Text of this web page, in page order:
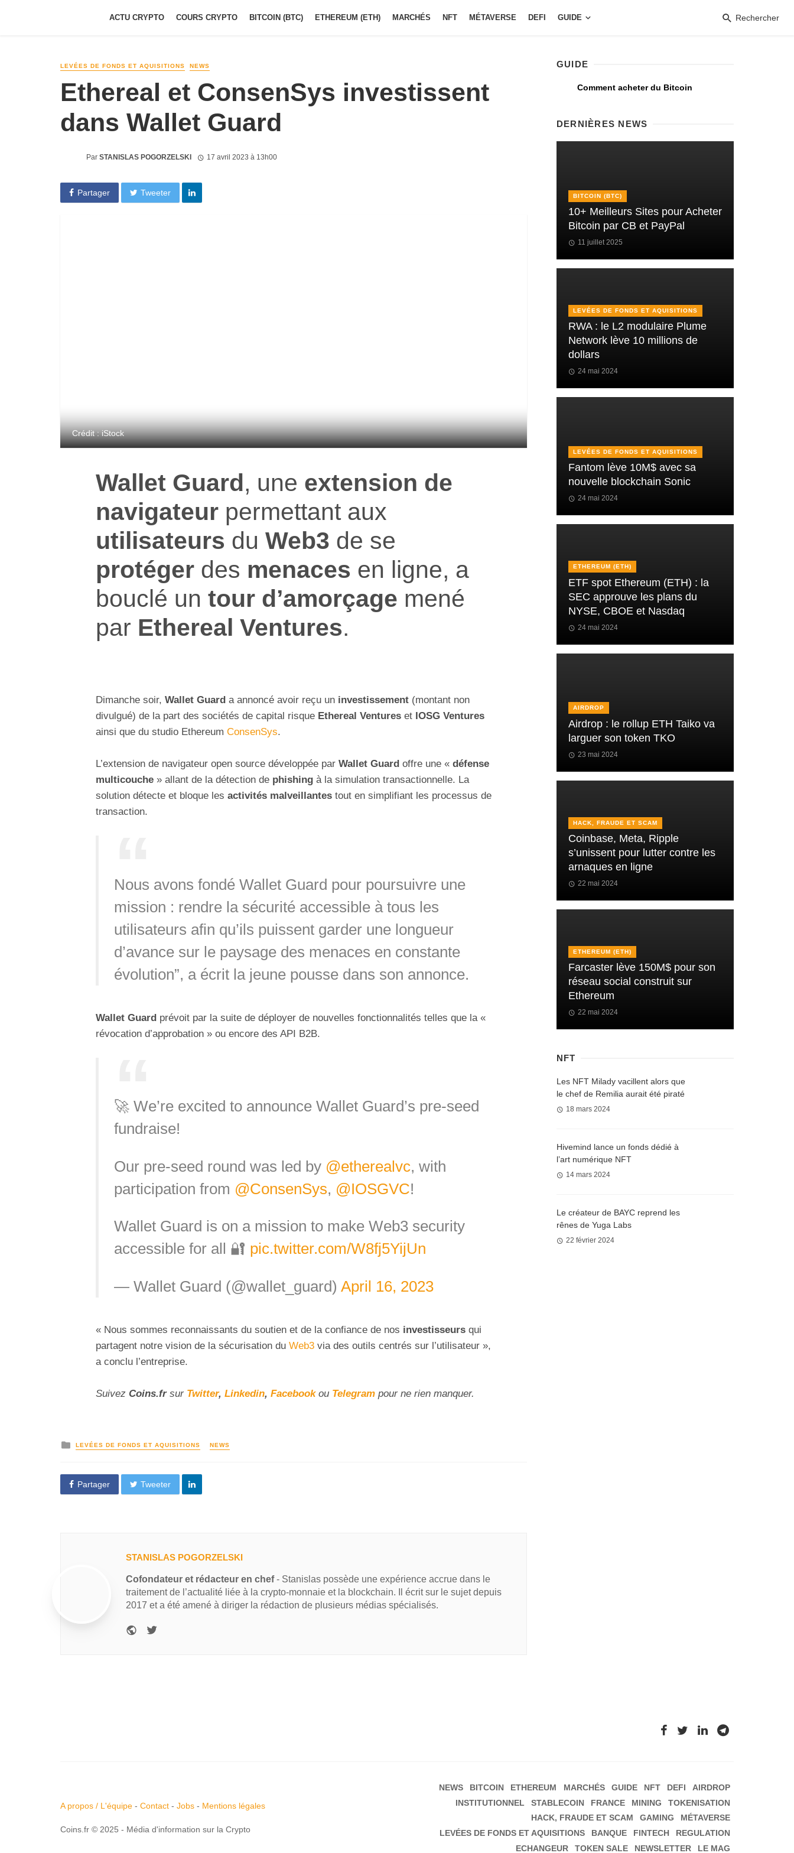
ACTU CRYPTO COURS CRYPTO BITCOIN (BTC) ETHEREUM (ETH) MARCHÉS NFT MÉTAVERSE DEFI GUIDE Rechercher
LEVÉES DE FONDS ET AQUISITIONS NEWS
Ethereal et ConsenSys investissent
dans Wallet Guard
Par STANISLAS POGORZELSKI 17 avril 2023 à 13h00
Partager Tweeter
Crédit : iStock
Wallet Guard, une extension de
navigateur permettant aux
utilisateurs du Web3 de se
protéger des menaces en ligne, a
bouclé un tour d’amorçage mené
par Ethereal Ventures.
Dimanche soir, Wallet Guard a annoncé avoir reçu un investissement (montant non
divulgué) de la part des sociétés de capital risque Ethereal Ventures et IOSG Ventures
ainsi que du studio Ethereum ConsenSys.
L’extension de navigateur open source développée par Wallet Guard offre une « défense
multicouche » allant de la détection de phishing à la simulation transactionnelle. La
solution détecte et bloque les activités malveillantes tout en simplifiant les processus de
transaction.
‍Nous avons fondé Wallet Guard pour poursuivre une
mission : rendre la sécurité accessible à tous les
utilisateurs afin qu’ils puissent garder une longueur
d’avance sur le paysage des menaces en constante
évolution”, a écrit la jeune pousse dans son annonce.
Wallet Guard prévoit par la suite de déployer de nouvelles fonctionnalités telles que la «
révocation d’approbation » ou encore des API B2B.
🚀 We’re excited to announce Wallet Guard’s pre-seed
fundraise!
Our pre-seed round was led by @etherealvc, with
participation from @ConsenSys, @IOSGVC!
Wallet Guard is on a mission to make Web3 security
accessible for all 🔐 pic.twitter.com/W8fj5YijUn
— Wallet Guard (@wallet_guard) April 16, 2023
« Nous sommes reconnaissants du soutien et de la confiance de nos investisseurs qui
partagent notre vision de la sécurisation du Web3 via des outils centrés sur l’utilisateur »,
a conclu l’entreprise.
Suivez Coins.fr sur Twitter, Linkedin, Facebookou Telegram pour ne rien manquer.
LEVÉES DE FONDS ET AQUISITIONS NEWS
Partager Tweeter
STANISLAS POGORZELSKI
Cofondateur et rédacteur en chef- Stanislas possède une expérience accrue dans le
traitement de l’actualité liée à la crypto-monnaie et la blockchain. Il écrit sur le sujet depuis
2017 et a été amené à diriger la rédaction de plusieurs médias spécialisés.
GUIDE
Comment acheter du Bitcoin
DERNIÈRES NEWS
BITCOIN (BTC)
10+ Meilleurs Sites pour Acheter
Bitcoin par CB et PayPal
11 juillet 2025
LEVÉES DE FONDS ET AQUISITIONS
RWA : le L2 modulaire Plume
Network lève 10 millions de
dollars
24 mai 2024
LEVÉES DE FONDS ET AQUISITIONS
Fantom lève 10M$ avec sa
nouvelle blockchain Sonic
24 mai 2024
ETHEREUM (ETH)
ETF spot Ethereum (ETH) : la
SEC approuve les plans du
NYSE, CBOE et Nasdaq
24 mai 2024
AIRDROP
Airdrop : le rollup ETH Taiko va
larguer son token TKO
23 mai 2024
HACK, FRAUDE ET SCAM
Coinbase, Meta, Ripple
s’unissent pour lutter contre les
arnaques en ligne
22 mai 2024
ETHEREUM (ETH)
Farcaster lève 150M$ pour son
réseau social construit sur
Ethereum
22 mai 2024
NFT
Les NFT Milady vacillent alors que
le chef de Remilia aurait été piraté
18 mars 2024
Hivemind lance un fonds dédié à
l’art numérique NFT
14 mars 2024
Le créateur de BAYC reprend les
rênes de Yuga Labs
22 février 2024
A propos / L'équipe - Contact - Jobs - Mentions légales
Coins.fr © 2025 - Média d'information sur la Crypto
NEWS BITCOIN ETHEREUM MARCHÉS GUIDE NFT DEFI
AIRDROP
INSTITUTIONNEL
STABLECOIN FRANCE MINING
TOKENISATION
HACK, FRAUDE ET SCAM
GAMING
MÉTAVERSE
LEVÉES DE FONDS ET AQUISITIONS
BANQUE FINTECH
REGULATION
ECHANGEUR
TOKEN SALE NEWSLETTER LE MAG